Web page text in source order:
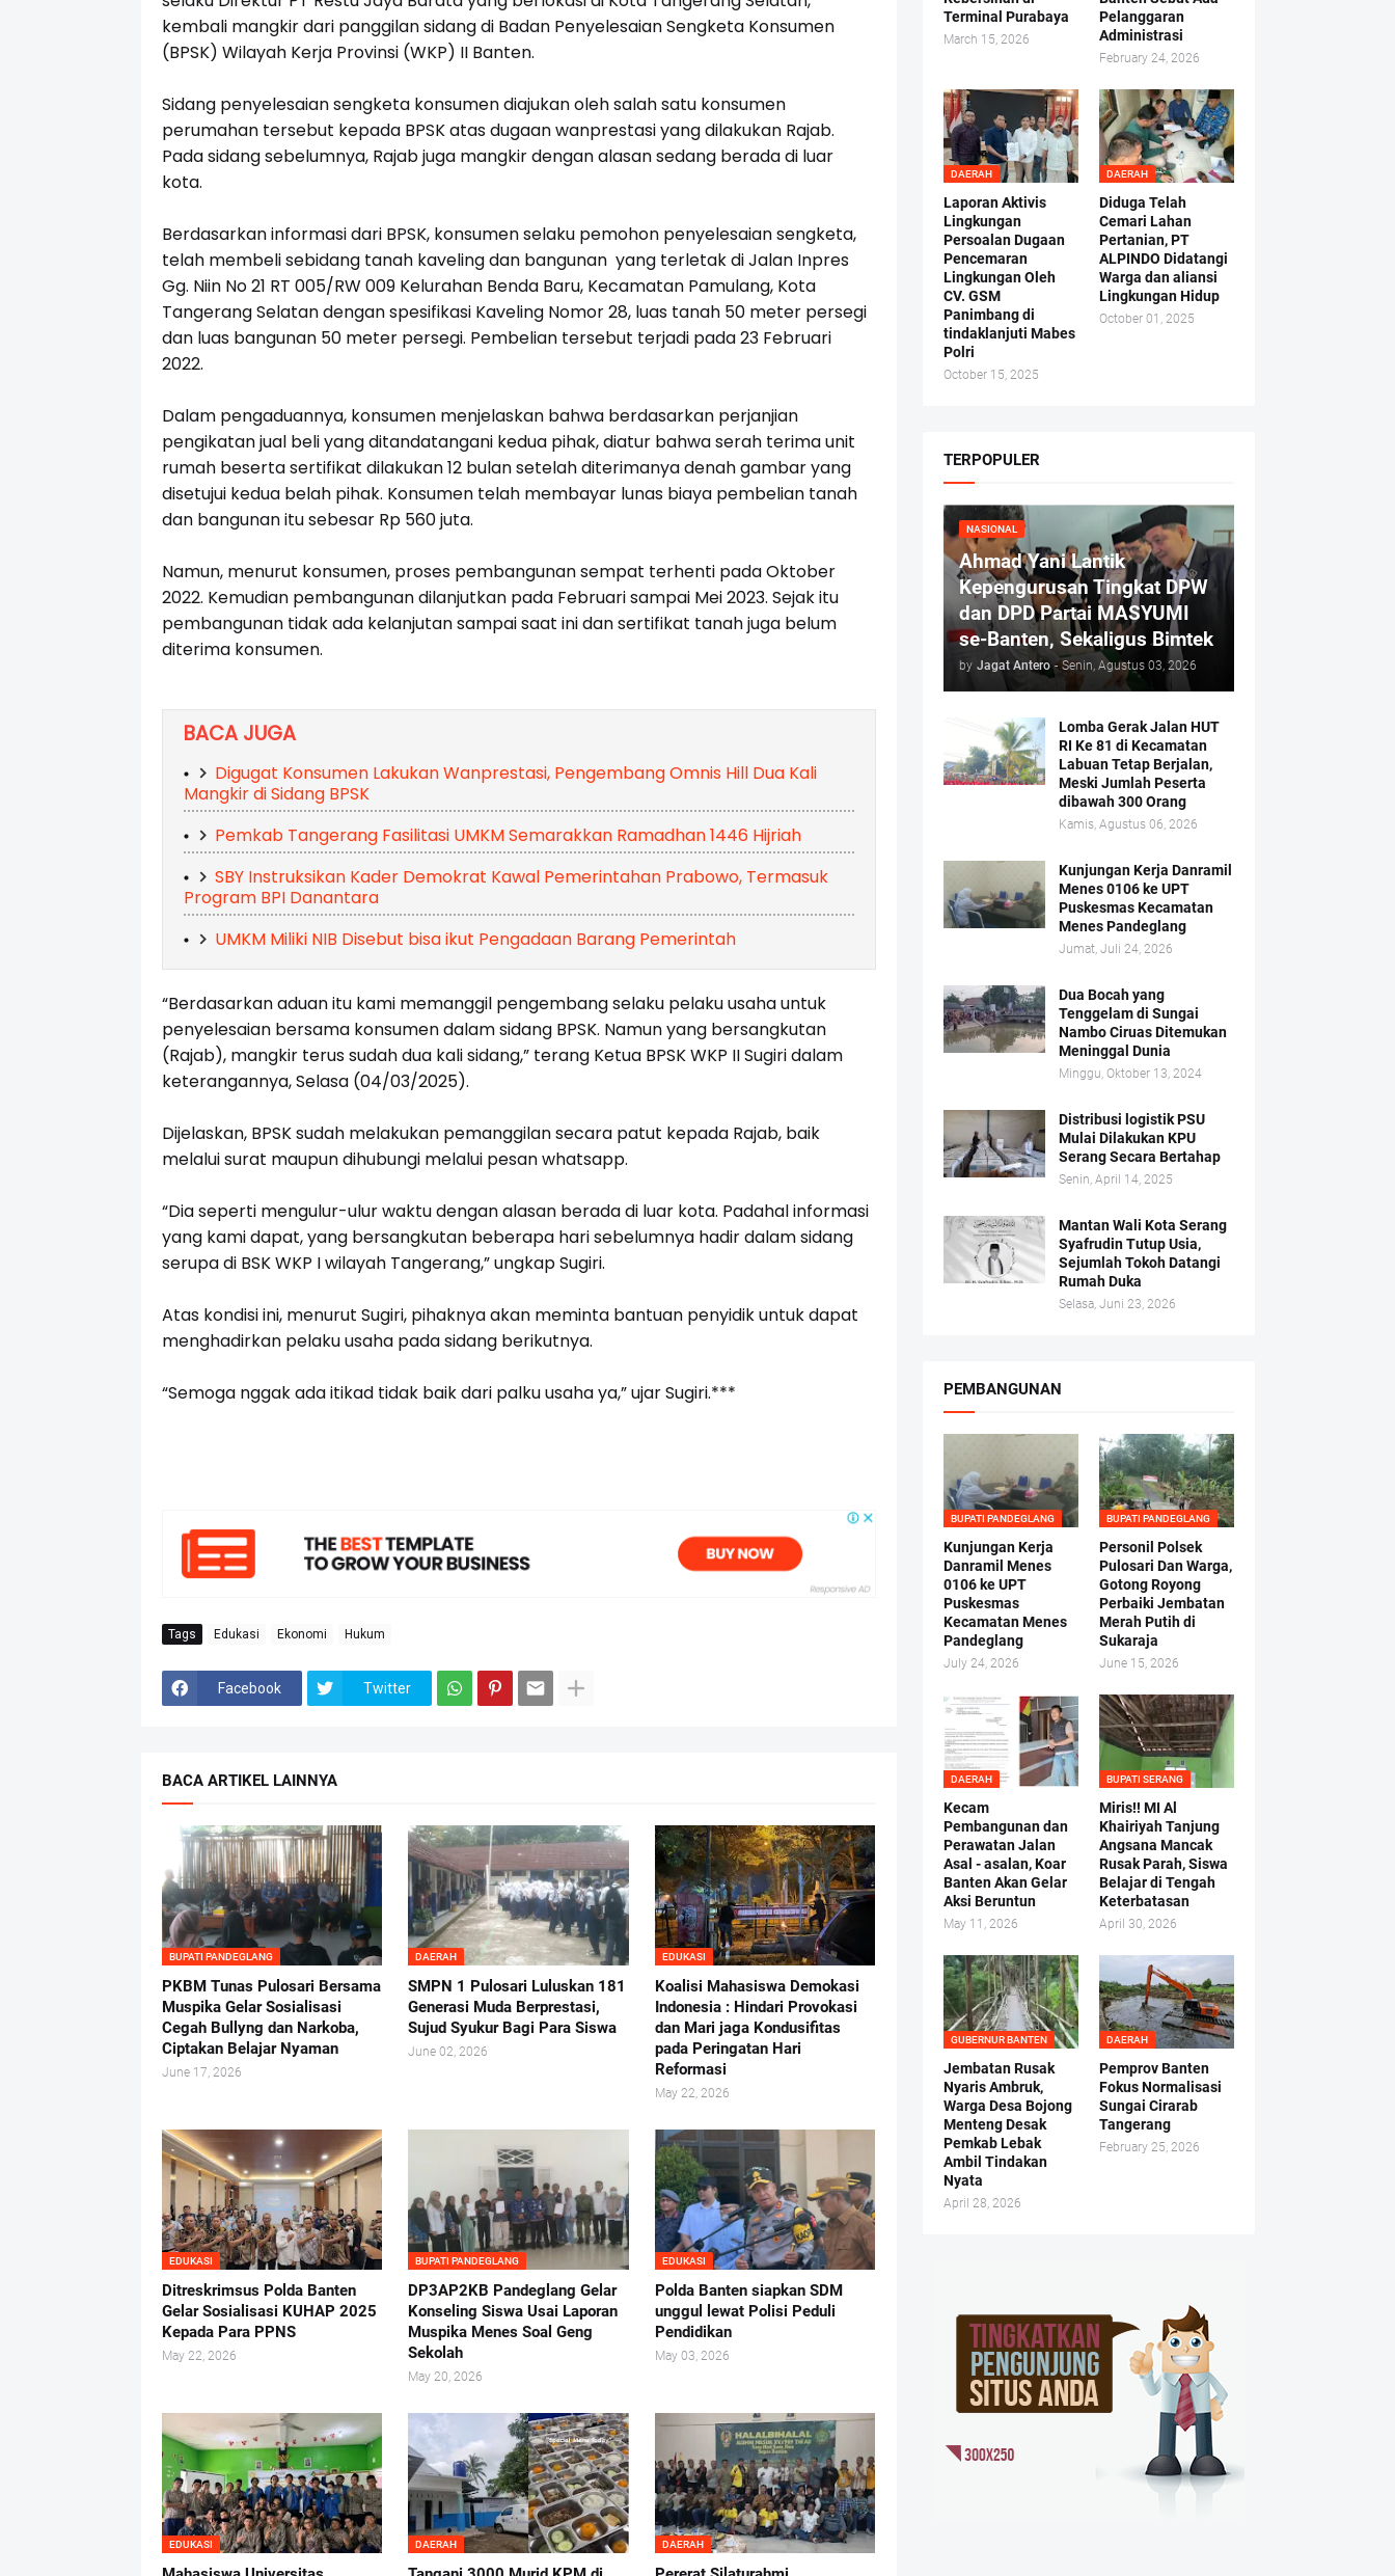
kembali mangkir dari panggilan sidang di Badan Penyelesaian Sengketa Konsumen
(BPSK) Wilayah Kerja Provinsi (WKP) II Banten.
Sidang penyelesaian sengketa konsumen diajukan oleh salah satu konsumen
perumahan tersebut kepada BPSK atas dugaan wanprestasi yang dilakukan Rajab.
Pada sidang sebelumnya, Rajab juga mangkir dengan alasan sedang berada di luar
kota.
Berdasarkan informasi dari BPSK, konsumen selaku pemohon penyelesaian sengketa,
telah membeli sebidang tanah kaveling dan bangunan yang terletak di Jalan Inpres
Gg. Niin No 21 RT 005/RW 009 Kelurahan Benda Baru, Kecamatan Pamulang, Kota
Tangerang Selatan dengan spesifikasi Kaveling Nomor 28, luas tanah 50 meter persegi
dan luas bangunan 50 meter persegi. Pembelian tersebut terjadi pada 23 Februari
2022.
Dalam pengaduannya, konsumen menjelaskan bahwa berdasarkan perjanjian
pengikatan jual beli yang ditandatangani kedua pihak, diatur bahwa serah terima unit
rumah beserta sertifikat dilakukan 12 bulan setelah diterimanya denah gambar yang
disetujui kedua belah pihak. Konsumen telah membayar lunas biaya pembelian tanah
dan bangunan itu sebesar Rp 560 juta.
Namun, menurut konsumen, proses pembangunan sempat terhenti pada Oktober
2022. Kemudian pembangunan dilanjutkan pada Februari sampai Mei 2023. Sejak itu
pembangunan tidak ada kelanjutan sampai saat ini dan sertifikat tanah juga belum
diterima konsumen.
BACA JUGA
Digugat Konsumen Lakukan Wanprestasi, Pengembang Omnis Hill Dua Kali
Mangkir di Sidang BPSK
Pemkab Tangerang Fasilitasi UMKM Semarakkan Ramadhan 1446 Hijriah
SBY Instruksikan Kader Demokrat Kawal Pemerintahan Prabowo, Termasuk
Program BPI Danantara
UMKM Miliki NIB Disebut bisa ikut Pengadaan Barang Pemerintah
“Berdasarkan aduan itu kami memanggil pengembang selaku pelaku usaha untuk
penyelesaian bersama konsumen dalam sidang BPSK. Namun yang bersangkutan
(Rajab), mangkir terus sudah dua kali sidang,” terang Ketua BPSK WKP II Sugiri dalam
keterangannya, Selasa (04/03/2025).
Dijelaskan, BPSK sudah melakukan pemanggilan secara patut kepada Rajab, baik
melalui surat maupun dihubungi melalui pesan whatsapp.
“Dia seperti mengulur-ulur waktu dengan alasan berada di luar kota. Padahal informasi
yang kami dapat, yang bersangkutan beberapa hari sebelumnya hadir dalam sidang
serupa di BSK WKP I wilayah Tangerang,” ungkap Sugiri.
Atas kondisi ini, menurut Sugiri, pihaknya akan meminta bantuan penyidik untuk dapat
menghadirkan pelaku usaha pada sidang berikutnya.
“Semoga nggak ada itikad tidak baik dari palku usaha ya,” ujar Sugiri.***
Tags Edukasi Ekonomi Hukum
Facebook Twitter
BACA ARTIKEL LAINNYA
BUPATI PANDEGLANG
PKBM Tunas Pulosari Bersama
Muspika Gelar Sosialisasi
Cegah Bullyng dan Narkoba,
Ciptakan Belajar Nyaman
June 17, 2026
DAERAH
SMPN 1 Pulosari Luluskan 181
Generasi Muda Berprestasi,
Sujud Syukur Bagi Para Siswa
June 02, 2026
EDUKASI
Koalisi Mahasiswa Demokasi
Indonesia : Hindari Provokasi
dan Mari jaga Kondusifitas
pada Peringatan Hari
Reformasi
May 22, 2026
EDUKASI
Ditreskrimsus Polda Banten
Gelar Sosialisasi KUHAP 2025
Kepada Para PPNS
May 22, 2026
BUPATI PANDEGLANG
DP3AP2KB Pandeglang Gelar
Konseling Siswa Usai Laporan
Muspika Menes Soal Geng
Sekolah
May 20, 2026
EDUKASI
Polda Banten siapkan SDM
unggul lewat Polisi Peduli
Pendidikan
May 03, 2026
EDUKASI DAERAH DAERAH
Terminal Purabaya
March 15, 2026
Pelanggaran
Administrasi
February 24, 2026
DAERAH
Laporan Aktivis
Lingkungan
Persoalan Dugaan
Pencemaran
Lingkungan Oleh
CV. GSM
Panimbang di
tindaklanjuti Mabes
Polri
October 15, 2025
DAERAH
Diduga Telah
Cemari Lahan
Pertanian, PT
ALPINDO Didatangi
Warga dan aliansi
Lingkungan Hidup
October 01, 2025
TERPOPULER
NASIONAL
Ahmad Yani Lantik
Kepengurusan Tingkat DPW
dan DPD Partai MASYUMI
se-Banten, Sekaligus Bimtek
by Jagat Antero - Senin, Agustus 03, 2026
Lomba Gerak Jalan HUT
RI Ke 81 di Kecamatan
Labuan Tetap Berjalan,
Meski Jumlah Peserta
dibawah 300 Orang
Kamis, Agustus 06, 2026
Kunjungan Kerja Danramil
Menes 0106 ke UPT
Puskesmas Kecamatan
Menes Pandeglang
Jumat, Juli 24, 2026
Dua Bocah yang
Tenggelam di Sungai
Nambo Ciruas Ditemukan
Meninggal Dunia
Minggu, Oktober 13, 2024
Distribusi logistik PSU
Mulai Dilakukan KPU
Serang Secara Bertahap
Senin, April 14, 2025
Mantan Wali Kota Serang
Syafrudin Tutup Usia,
Sejumlah Tokoh Datangi
Rumah Duka
Selasa, Juni 23, 2026
PEMBANGUNAN
BUPATI PANDEGLANG
Kunjungan Kerja
Danramil Menes
0106 ke UPT
Puskesmas
Kecamatan Menes
Pandeglang
July 24, 2026
BUPATI PANDEGLANG
Personil Polsek
Pulosari Dan Warga,
Gotong Royong
Perbaiki Jembatan
Merah Putih di
Sukaraja
June 15, 2026
DAERAH
Kecam
Pembangunan dan
Perawatan Jalan
Asal - asalan, Koar
Banten Akan Gelar
Aksi Beruntun
May 11, 2026
BUPATI SERANG
Miris!! MI Al
Khairiyah Tanjung
Angsana Mancak
Rusak Parah, Siswa
Belajar di Tengah
Keterbatasan
April 30, 2026
GUBERNUR BANTEN
Jembatan Rusak
Nyaris Ambruk,
Warga Desa Bojong
Menteng Desak
Pemkab Lebak
Ambil Tindakan
Nyata
April 28, 2026
DAERAH
Pemprov Banten
Fokus Normalisasi
Sungai Cirarab
Tangerang
February 25, 2026